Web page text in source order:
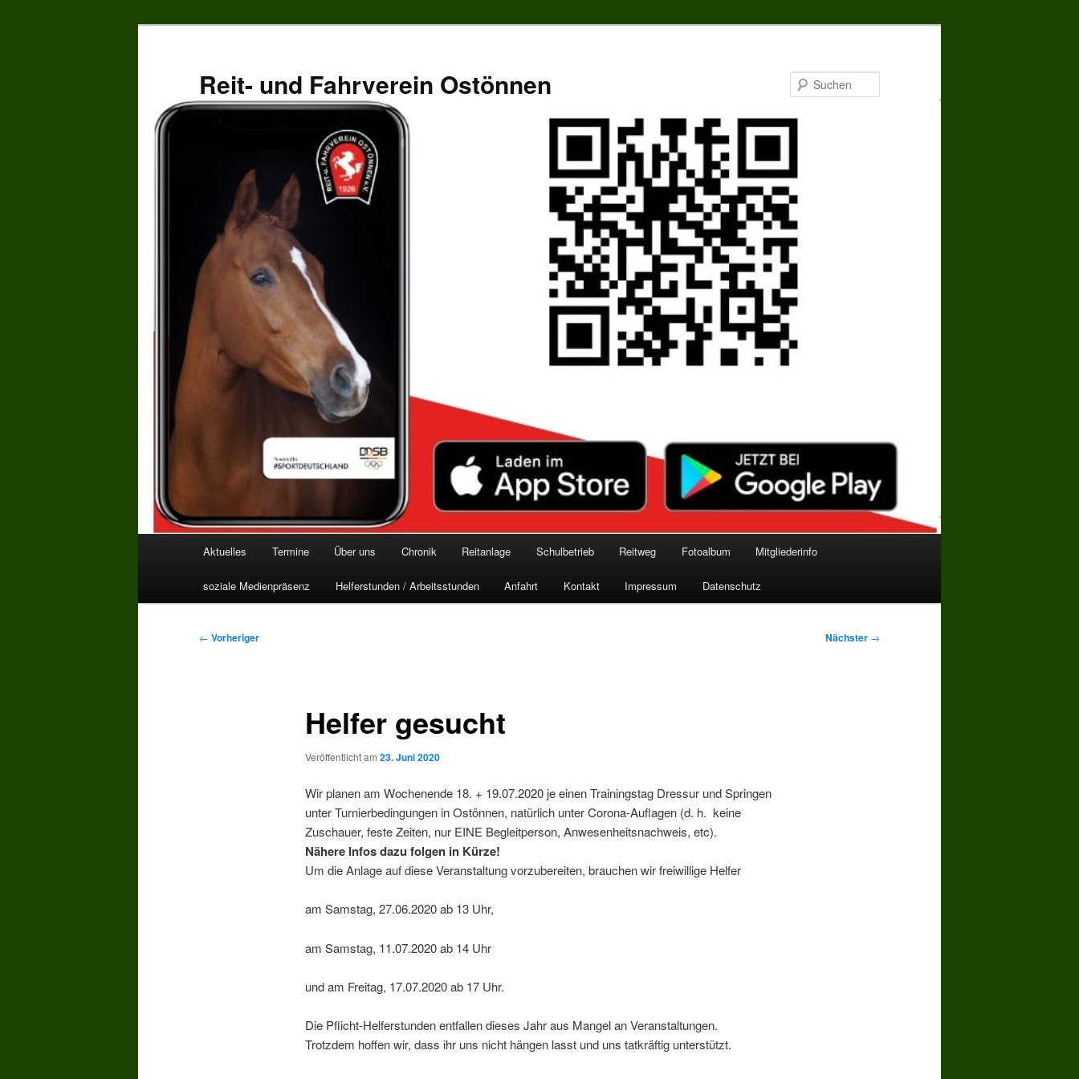
Reit- und Fahrverein Ostönnen
Aktuelles Termine Über uns Chronik Reitanlage Schulbetrieb Reitweg Fotoalbum Mitgliederinfo
soziale Medienpräsenz Helferstunden / Arbeitsstunden Anfahrt Kontakt Impressum Datenschutz
Beitragsnavigation
← Vorheriger Nächster →
Helfer gesucht
Veröffentlicht am 23. Juni 2020
Wir planen am Wochenende 18. + 19.07.2020 je einen Trainingstag Dressur und Springen
unter Turnierbedingungen in Ostönnen, natürlich unter Corona-Auflagen (d. h. keine
Zuschauer, feste Zeiten, nur EINE Begleitperson, Anwesenheitsnachweis, etc).
Nähere Infos dazu folgen in Kürze!
Um die Anlage auf diese Veranstaltung vorzubereiten, brauchen wir freiwillige Helfer
am Samstag, 27.06.2020 ab 13 Uhr,
am Samstag, 11.07.2020 ab 14 Uhr
und am Freitag, 17.07.2020 ab 17 Uhr.
Die Pflicht-Helferstunden entfallen dieses Jahr aus Mangel an Veranstaltungen.
Trotzdem hoffen wir, dass ihr uns nicht hängen lasst und uns tatkräftig unterstützt.